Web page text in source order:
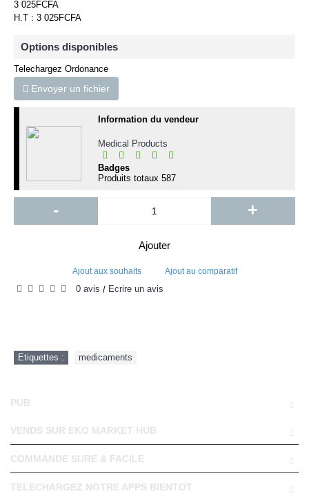
3 025FCFA
H.T : 3 025FCFA
Options disponibles
Telechargez Ordonance
Envoyer un fichier
Information du vendeur
Medical Products
Badges
Produits totaux 587
- +
Ajouter
Ajout aux souhaits Ajout au comparatif
0 avis / Écrire un avis
Etiquettes : medicaments
PUB
VENDS SUR EKO MARKET HUB
COMMANDE SURE & FACILE
TELECHARGEZ NOTRE APPS BIENTOT